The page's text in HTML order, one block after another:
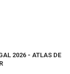
2026 - ATLAS DE